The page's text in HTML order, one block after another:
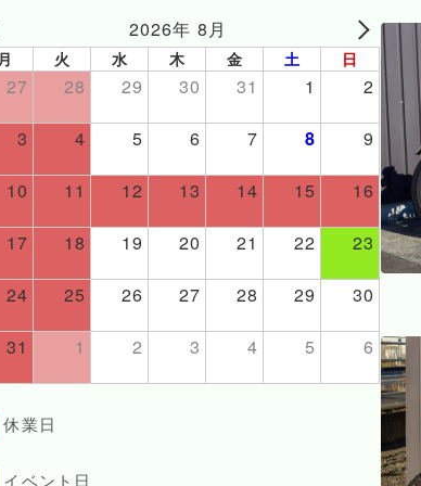
2026年 8月
月 火 水 木 金 土 日
27 28 29 30 31 1 2
3 4 5 6 7 8 9
10 11 12 13 14 15 16
17 18 19 20 21 22 23
24 25 26 27 28 29 30
31 1 2 3 4 5 6
休業日
イベント日